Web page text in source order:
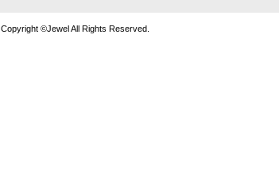
Copyright ©Jewel All Rights Reserved.